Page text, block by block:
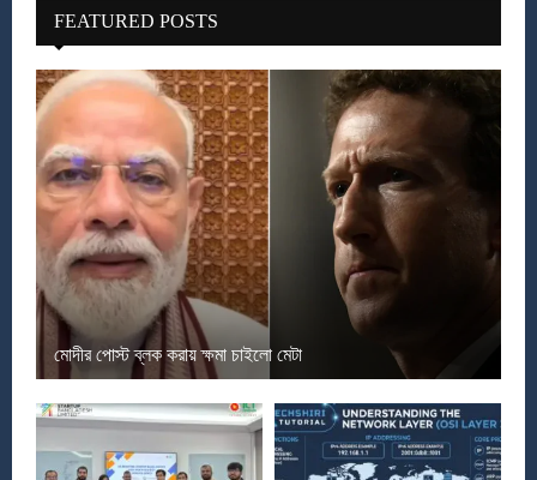
FEATURED POSTS
মোদীর পোস্ট ব্লক করায় ক্ষমা চাইলো মেটা